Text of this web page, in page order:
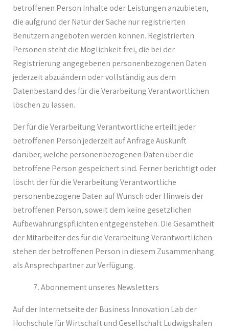
betroffenen Person Inhalte oder Leistungen anzubieten,
die aufgrund der Natur der Sache nur registrierten
Benutzern angeboten werden können. Registrierten
Personen steht die Möglichkeit frei, die bei der
Registrierung angegebenen personenbezogenen Daten
jederzeit abzuändern oder vollständig aus dem
Datenbestand des für die Verarbeitung Verantwortlichen
löschen zu lassen.
Der für die Verarbeitung Verantwortliche erteilt jeder
betroffenen Person jederzeit auf Anfrage Auskunft
darüber, welche personenbezogenen Daten über die
betroffene Person gespeichert sind. Ferner berichtigt oder
löscht der für die Verarbeitung Verantwortliche
personenbezogene Daten auf Wunsch oder Hinweis der
betroffenen Person, soweit dem keine gesetzlichen
Aufbewahrungspflichten entgegenstehen. Die Gesamtheit
der Mitarbeiter des für die Verarbeitung Verantwortlichen
stehen der betroffenen Person in diesem Zusammenhang
als Ansprechpartner zur Verfügung.
Abonnement unseres Newsletters
Auf der Internetseite der Business Innovation Lab der
Hochschule für Wirtschaft und Gesellschaft Ludwigshafen